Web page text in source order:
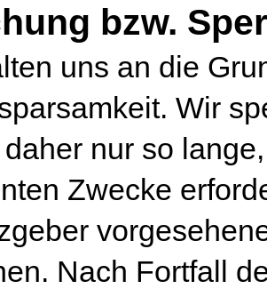
bzw.
uns an die
Wir
nur so
Zwecke
Nach Fortfall